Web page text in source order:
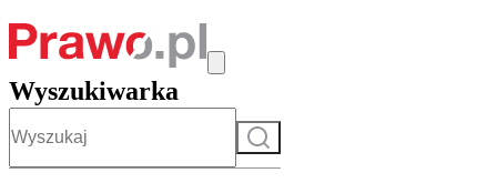
Wyszukiwarka
Szukaj